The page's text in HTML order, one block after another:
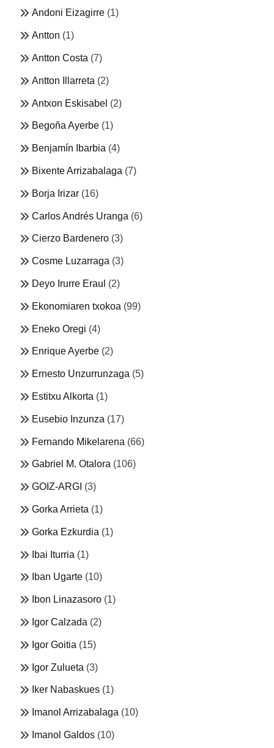
Andoni Eizagirre (1)
Antton (1)
Antton Costa (7)
Antton Illarreta (2)
Antxon Eskisabel (2)
Begoña Ayerbe (1)
Benjamín Ibarbia (4)
Bixente Arrizabalaga (7)
Borja Irizar (16)
Carlos Andrés Uranga (6)
Cierzo Bardenero (3)
Cosme Luzarraga (3)
Deyo Irurre Eraul (2)
Ekonomiaren txokoa (99)
Eneko Oregi (4)
Enrique Ayerbe (2)
Ernesto Unzurrunzaga (5)
Estitxu Alkorta (1)
Eusebio Inzunza (17)
Fernando Mikelarena (66)
Gabriel M. Otalora (106)
GOIZ-ARGI (3)
Gorka Arrieta (1)
Gorka Ezkurdia (1)
Ibai Iturria (1)
Iban Ugarte (10)
Ibon Linazasoro (1)
Igor Calzada (2)
Igor Goitia (15)
Igor Zulueta (3)
Iker Nabaskues (1)
Imanol Arrizabalaga (10)
Imanol Galdos (10)